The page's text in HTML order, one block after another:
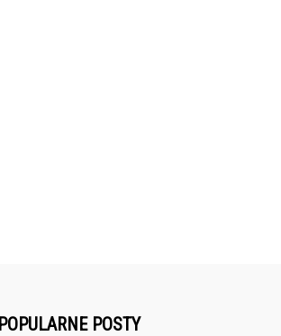
POPULARNE POSTY